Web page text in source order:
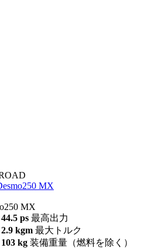
MX
MX
44.5 ps 最高出力
2.9 kgm 最大トルク
103 kg 装備重量（燃料を除く）